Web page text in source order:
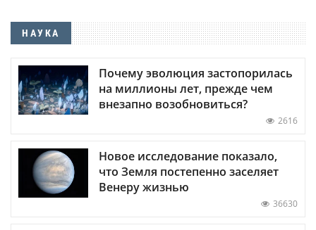
НАУКА
Почему эволюция застопорилась
на миллионы лет, прежде чем
внезапно возобновиться?
2616
Новое исследование показало,
что Земля постепенно заселяет
Венеру жизнью
36630